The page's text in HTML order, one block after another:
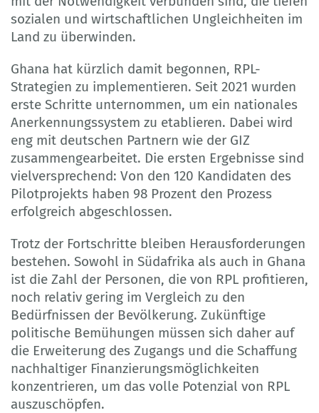
sozialen und wirtschaftlichen Ungleichheiten im
Land zu überwinden.
Ghana hat kürzlich damit begonnen, RPL-
Strategien zu implementieren. Seit 2021 wurden
erste Schritte unternommen, um ein nationales
Anerkennungssystem zu etablieren. Dabei wird
eng mit deutschen Partnern wie der GIZ
zusammengearbeitet. Die ersten Ergebnisse sind
vielversprechend: Von den 120 Kandidaten des
Pilotprojekts haben 98 Prozent den Prozess
erfolgreich abgeschlossen.
Trotz der Fortschritte bleiben Herausforderungen
bestehen. Sowohl in Südafrika als auch in Ghana
ist die Zahl der Personen, die von RPL profitieren,
noch relativ gering im Vergleich zu den
Bedürfnissen der Bevölkerung. Zukünftige
politische Bemühungen müssen sich daher auf
die Erweiterung des Zugangs und die Schaffung
nachhaltiger Finanzierungsmöglichkeiten
konzentrieren, um das volle Potenzial von RPL
auszuschöpfen.